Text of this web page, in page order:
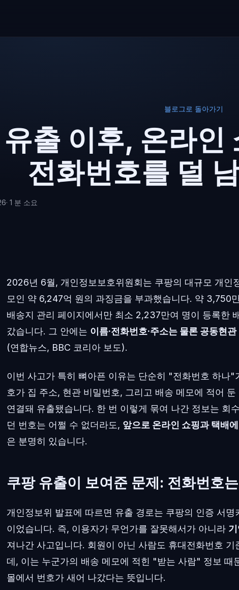
블로그로 돌아가기
출 이후, 온라인
전화번호를 덜
· 1 분 소요
2026년 6월, 개인정보보호위원회는 쿠팡의 대규모 개인
모인 약 6,247억 원의 과징금을 부과했습니다. 약 3,750
배송지 관리 페이지에서만 최소 2,237만여 명이 등록한
갔습니다. 그 안에는 이름·전화번호·주소는 물론 공동현
(연합뉴스, BBC 코리아 보도).
이번 사고가 특히 뼈아픈 이유는 단순히 "전화번호 하나"
호가 집 주소, 현관 비밀번호, 그리고 배송 메모에 적어
연결돼 유출됐습니다. 한 번 이렇게 묶여 나간 정보는 회
던 번호는 어쩔 수 없더라도, 앞으로 온라인 쇼핑과 택배
은 분명히 있습니다.
쿠팡 유출이 보여준 문제: 전화번호
개인정보위 발표에 따르면 유출 경로는 쿠팡의 인증 서
이었습니다. 즉, 이용자가 무언가를 잘못해서가 아니라
져나간 사고입니다. 회원이 아닌 사람도 휴대전화번호
데, 이는 누군가의 배송 메모에 적힌 "받는 사람" 정보 때
몰에서 번호가 새어 나갔다는 뜻입니다.